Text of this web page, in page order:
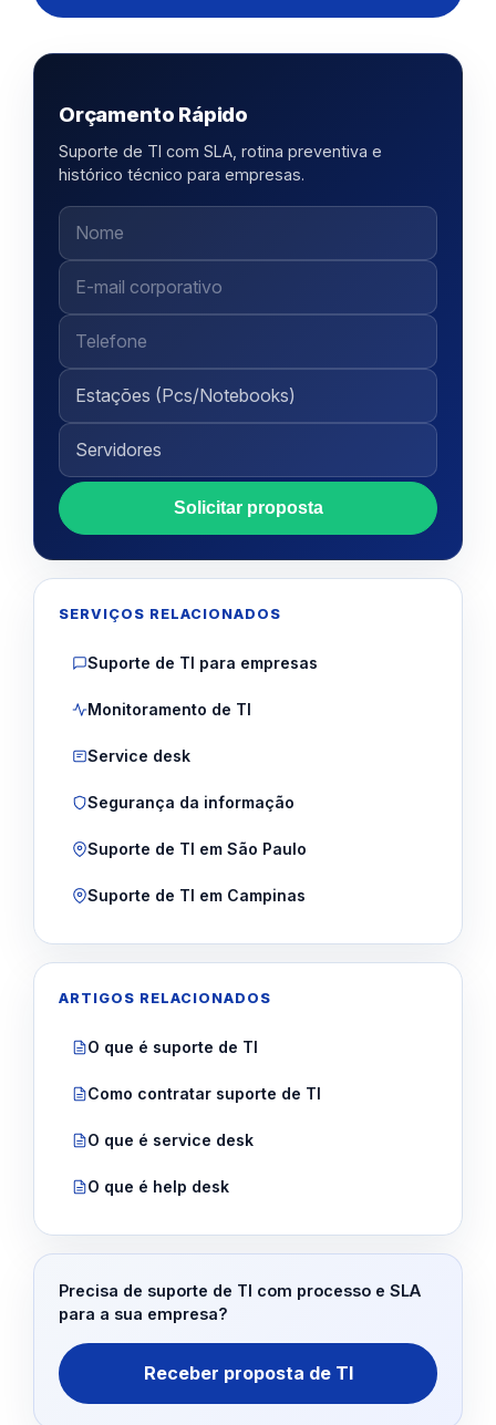
Orçamento Rápido
Suporte de TI com SLA, rotina preventiva e
histórico técnico para empresas.
Solicitar proposta
SERVIÇOS RELACIONADOS
Suporte de TI para empresas
Monitoramento de TI
Service desk
Segurança da informação
Suporte de TI em São Paulo
Suporte de TI em Campinas
ARTIGOS RELACIONADOS
O que é suporte de TI
Como contratar suporte de TI
O que é service desk
O que é help desk
Precisa de suporte de TI com processo e SLA
para a sua empresa?
Receber proposta de TI